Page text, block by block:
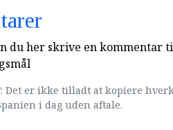
du her skrive en kommentar
Det er ikke tilladt at kopiere
i dag uden aftale.